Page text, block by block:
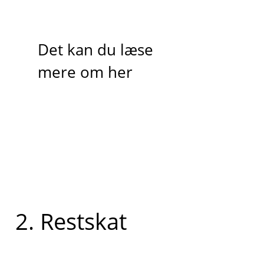
Det kan du læse
mere om her
2. Restskat